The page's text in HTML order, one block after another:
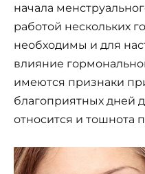
начала
работой нескольких
необходимы и для
влияние
имеются признаки
благоприятных дней
относится и тошнота